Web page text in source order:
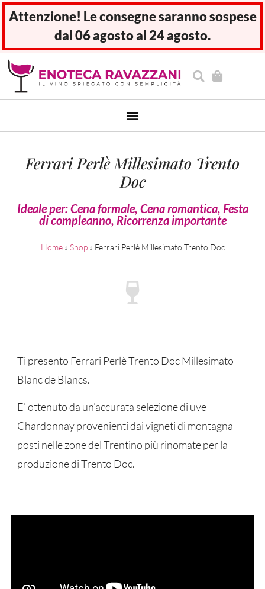
Attenzione! Le consegne saranno sospese
dal 06 agosto al 24 agosto.
Ferrari Perlè Millesimato Trento
Doc
Ideale per:Cena formale, Cena romantica, Festa
di compleanno, Ricorrenza importante
Home» Shop» Ferrari Perlè Millesimato Trento Doc
Ti presento Ferrari Perlè Trento Doc Millesimato
Blanc de Blancs.
E’ ottenuto da un’accurata selezione di uve
Chardonnay provenienti dai vigneti di montagna
posti nelle zone del Trentino più rinomate per la
produzione di Trento Doc.